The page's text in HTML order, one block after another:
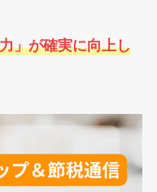
」が確実に向上し